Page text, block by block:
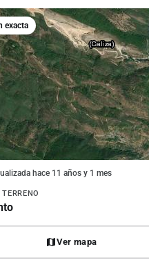
exacta
hace 11 años y 1 mes
Ver mapa